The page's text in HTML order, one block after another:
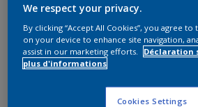
10 L
Ce produit n'est pas destiné à la
peut être acheté que dans des
Add to
We respect your privacy.
By clicking “Accept All Cookies”, you agree
on your device to enhance site navigation,
assist in our marketing efforts.
Déclaration
plus d'informations
Cookies Settings